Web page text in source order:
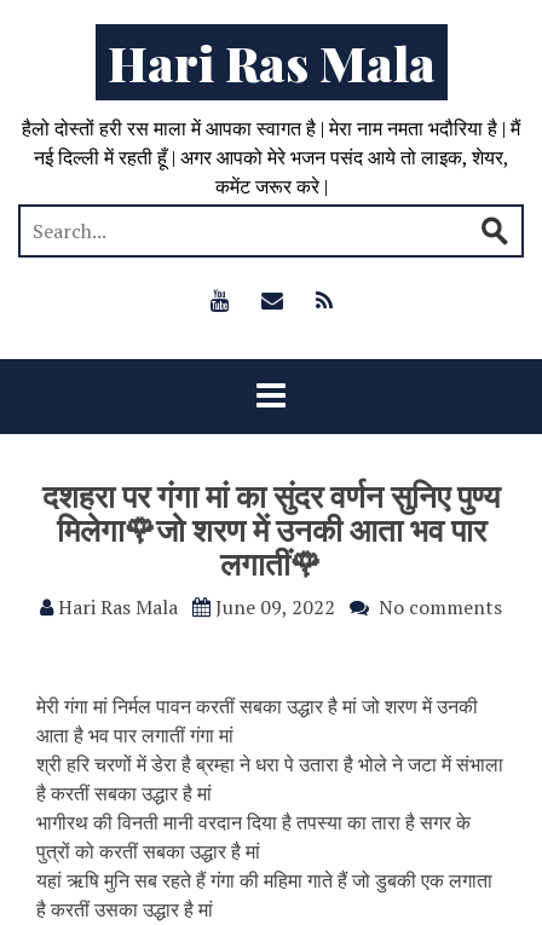
Hari Ras Mala
हैलो दोस्तों हरी रस माला में आपका स्वागत है | मेरा नाम नमता भदौरिया है | मैं
नई दिल्ली में रहती हूँ | अगर आपको मेरे भजन पसंद आये तो लाइक, शेयर,
कमेंट जरूर करे |
दशहरा पर गंगा मां का सुंदर वर्णन सुनिए पुण्य
मिलेगा🌹जो शरण में उनकी आता भव पार
लगातीं🌹
Hari Ras Mala June 09, 2022 No comments
मेरी गंगा मां निर्मल पावन करतीं सबका उद्धार है मां जो शरण में उनकी
आता है भव पार लगातीं गंगा मां
श्री हरि चरणों में डेरा है ब्रम्हा ने धरा पे उतारा है भोले ने जटा में संभाला
है करतीं सबका उद्धार है मां
भागीरथ की विनती मानी वरदान दिया है तपस्या का तारा है सगर के
पुत्रों को करतीं सबका उद्धार है मां
यहां ऋषि मुनि सब रहते हैं गंगा की महिमा गाते हैं जो डुबकी एक लगाता
है करतीं उसका उद्धार है मां